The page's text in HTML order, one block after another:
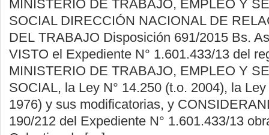
MINISTERIO DE TRABAJO, EMPLEO Y
SOCIAL DIRECCIÓN NACIONAL DE
DEL TRABAJO Disposición 691/2015 Bs.
VISTO el Expediente N° 1.601.433/13 del
MINISTERIO DE TRABAJO, EMPLEO Y
SOCIAL, la Ley N° 14.250 (t.o. 2004), la
1976) y sus modificatorias, y
190/212 del Expediente N° 1.601.433/13